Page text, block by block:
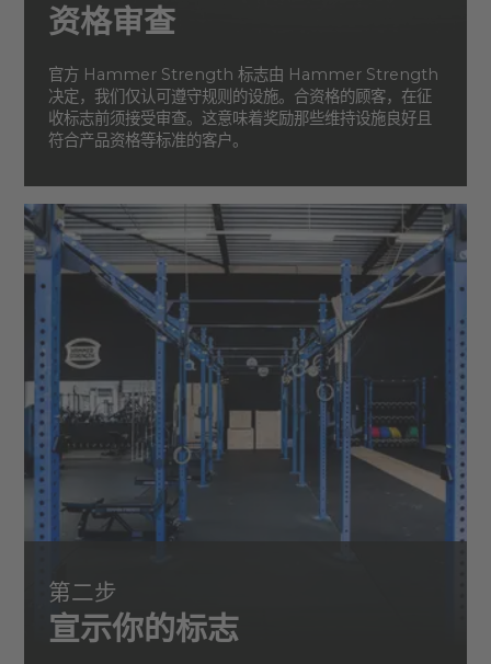
资格审查
官方 Hammer Strength 标志由 Hammer Strength
决定，我们仅认可遵守规则的设施。合资格的顾客，在征
收标志前须接受审查。这意味着奖励那些维持设施良好且
符合产品资格等标准的客户。
第二步
宣示你的标志